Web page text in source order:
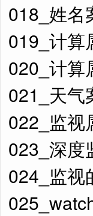
018_姓名
019_计算
020_计算
021_天气
022_监视
023_深度
024_监视